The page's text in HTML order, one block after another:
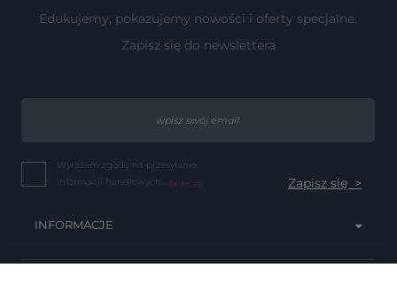
Edukujemy, pokazujemy nowości i oferty specjalne.
Zapisz się do newslettera
Wyrażam zgodę na przesyłanie
informacji handlowych... (więcej)
INFORMACJE